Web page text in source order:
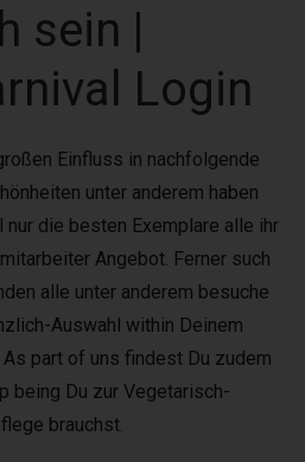
sein |
Login
Einfluss in nachfolgende
unter anderem haben
die besten Exemplare alle ihr
Angebot. Ferner such
alle unter anderem besuche
Auswahl within Deinem
As part of uns findest Du zudem
being Du zur Vegetarisch-
brauchst.